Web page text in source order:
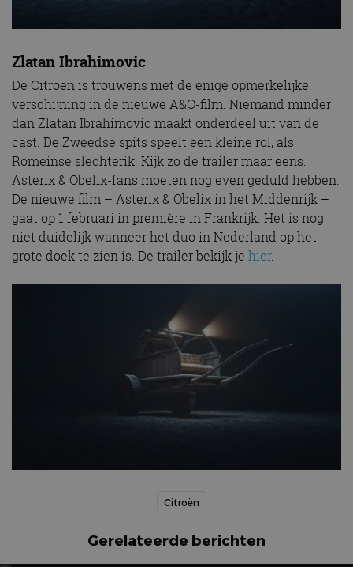
Zlatan Ibrahimovic
De Citroën is trouwens niet de enige opmerkelijke
verschijning in de nieuwe A&O-film. Niemand minder
dan Zlatan Ibrahimovic maakt onderdeel uit van de
cast. De Zweedse spits speelt een kleine rol, als
Romeinse slechterik. Kijk zo de trailer maar eens.
Asterix & Obelix-fans moeten nog even geduld hebben.
De nieuwe film – Asterix & Obelix in het Middenrijk –
gaat op 1 februari in première in Frankrijk. Het is nog
niet duidelijk wanneer het duo in Nederland op het
grote doek te zien is. De trailer bekijk je hier.
Citroën
Gerelateerde berichten